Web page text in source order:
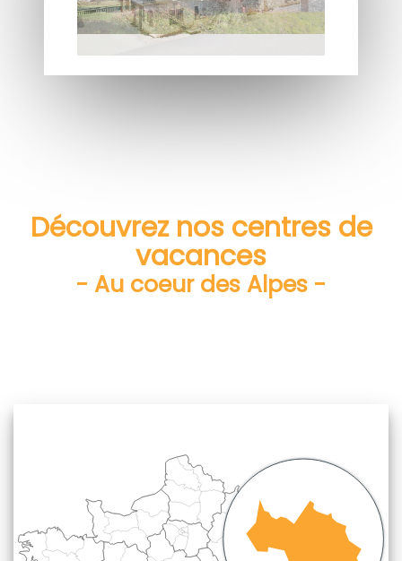
Découvrez nos centres de
vacances
- Au coeur des Alpes -